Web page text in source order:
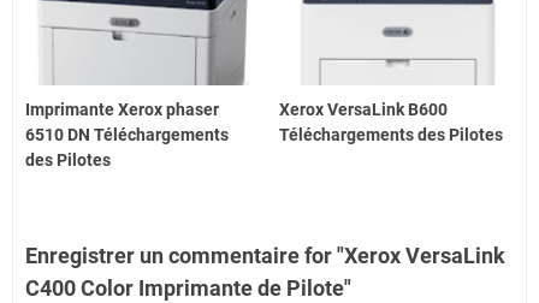
Imprimante Xerox phaser
6510 DN Téléchargements
des Pilotes
Xerox VersaLink B600
Téléchargements des Pilotes
Enregistrer un commentaire for "Xerox VersaLink
C400 Color Imprimante de Pilote"